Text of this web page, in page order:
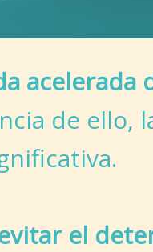
acelerada
de ello,
el